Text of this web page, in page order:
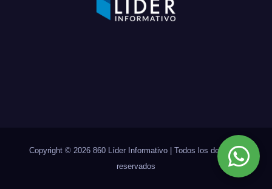
Copyright © 2026 860 Líder Informativo | Todos los derechos
reservados